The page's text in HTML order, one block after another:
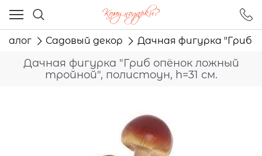
Садовый декор Дачная фигурка "Гриб
Дачная фигурка "Гриб опёнок ложный
тройной", полистоун, h=31 см.
Ваш город - Москва,
угадали?
ДА НЕТ